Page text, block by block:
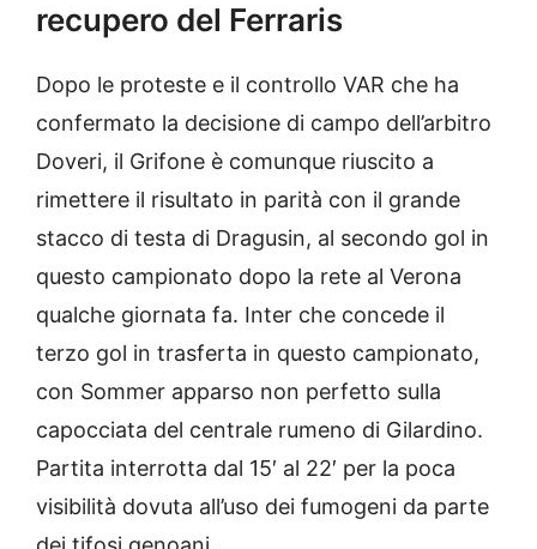
recupero del Ferraris
Dopo le proteste e il controllo VAR che ha
confermato la decisione di campo dell’arbitro
Doveri, il Grifone è comunque riuscito a
rimettere il risultato in parità con il grande
stacco di testa di Dragusin, al secondo gol in
questo campionato dopo la rete al Verona
qualche giornata fa. Inter che concede il
terzo gol in trasferta in questo campionato,
con Sommer apparso non perfetto sulla
capocciata del centrale rumeno di Gilardino.
Partita interrotta dal 15′ al 22′ per la poca
visibilità dovuta all’uso dei fumogeni da parte